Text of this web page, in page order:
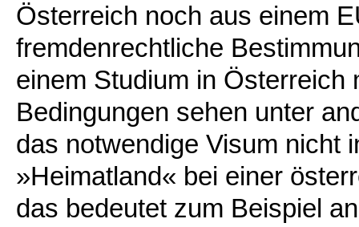
Österreich noch aus einem
fremdenrechtliche
einem Studium in
Bedingungen sehen unter
das notwendige Visum nicht
»Heimatland« bei einer
das bedeutet zum Beispiel